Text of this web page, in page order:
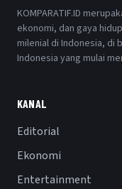
KOMPARATIF.ID
ekonomi, dan gaya
milenial di Indonesia, di
Indonesia yang mulai
KANAL
Editorial
Ekonomi
Entertainment